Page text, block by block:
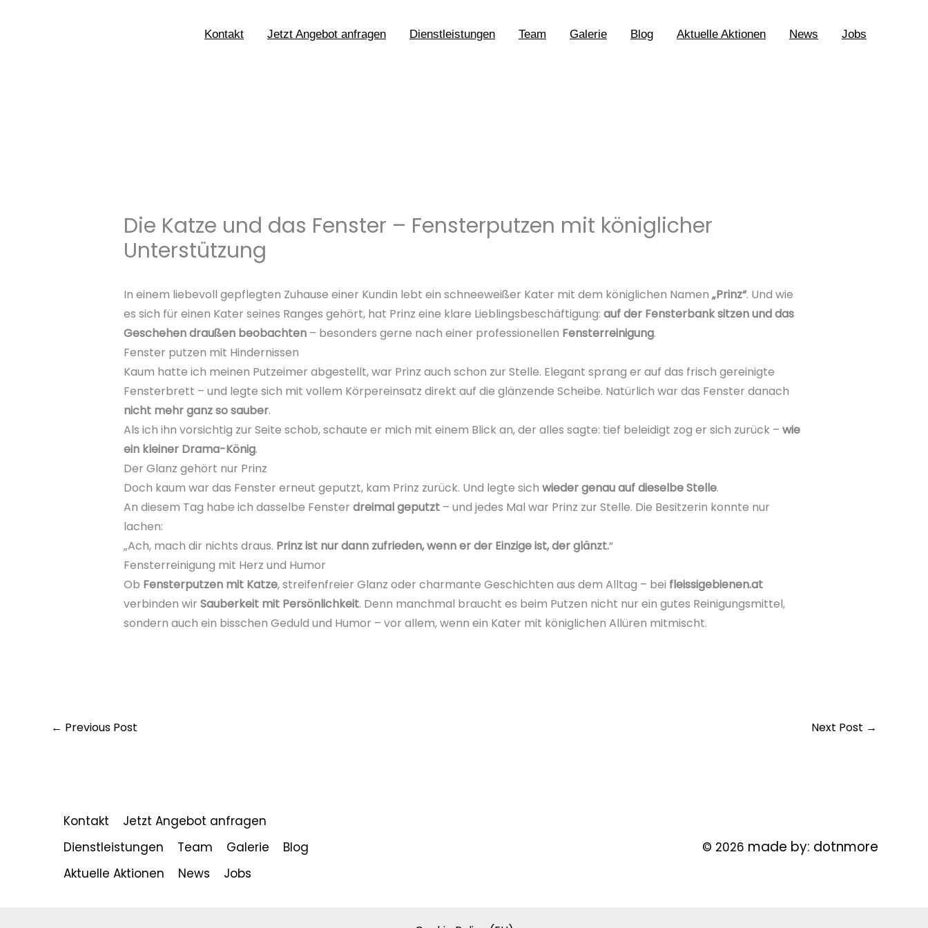
Kontakt Jetzt Angebot anfragen Dienstleistungen Team Galerie Blog Aktuelle Aktionen News Jobs
Die Katze und das Fenster – Fensterputzen mit königlicher
Unterstützung
In einem liebevoll gepflegten Zuhause einer Kundin lebt ein schneeweißer Kater mit dem königlichen Namen „Prinz“. Und wie
es sich für einen Kater seines Ranges gehört, hat Prinz eine klare Lieblingsbeschäftigung: auf der Fensterbank sitzen und das
Geschehen draußen beobachten– besonders gerne nach einer professionellen Fensterreinigung.
Fenster putzen mit Hindernissen
Kaum hatte ich meinen Putzeimer abgestellt, war Prinz auch schon zur Stelle. Elegant sprang er auf das frisch gereinigte
Fensterbrett – und legte sich mit vollem Körpereinsatz direkt auf die glänzende Scheibe. Natürlich war das Fenster danach
nicht mehr ganz so sauber.
Als ich ihn vorsichtig zur Seite schob, schaute er mich mit einem Blick an, der alles sagte: tief beleidigt zog er sich zurück – wie
ein kleiner Drama-König.
Der Glanz gehört nur Prinz
Doch kaum war das Fenster erneut geputzt, kam Prinz zurück. Und legte sich wieder genau auf dieselbe Stelle.
An diesem Tag habe ich dasselbe Fenster dreimal geputzt– und jedes Mal war Prinz zur Stelle. Die Besitzerin konnte nur
lachen:
„Ach, mach dir nichts draus. Prinz ist nur dann zufrieden, wenn er der Einzige ist, der glänzt.“
Fensterreinigung mit Herz und Humor
Ob Fensterputzen mit Katze, streifenfreier Glanz oder charmante Geschichten aus dem Alltag – bei fleissigebienen.at
verbinden wir Sauberkeit mit Persönlichkeit. Denn manchmal braucht es beim Putzen nicht nur ein gutes Reinigungsmittel,
sondern auch ein bisschen Geduld und Humor – vor allem, wenn ein Kater mit königlichen Allüren mitmischt.
← Previous Post Next Post →
Kontakt
Jetzt Angebot anfragen
Dienstleistungen
Team Galerie
Blog
Aktuelle Aktionen
News Jobs
© 2026 made by: dotnmore